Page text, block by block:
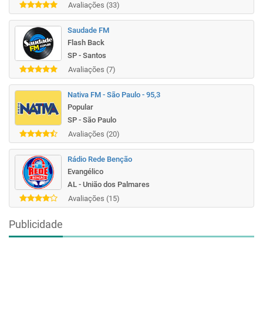
Avaliações (33)
Saudade FM
Flash Back
SP - Santos
Avaliações (7)
Nativa FM - São Paulo - 95,3
Popular
SP - São Paulo
Avaliações (20)
Rádio Rede Benção
Evangélico
AL - União dos Palmares
Avaliações (15)
Publicidade